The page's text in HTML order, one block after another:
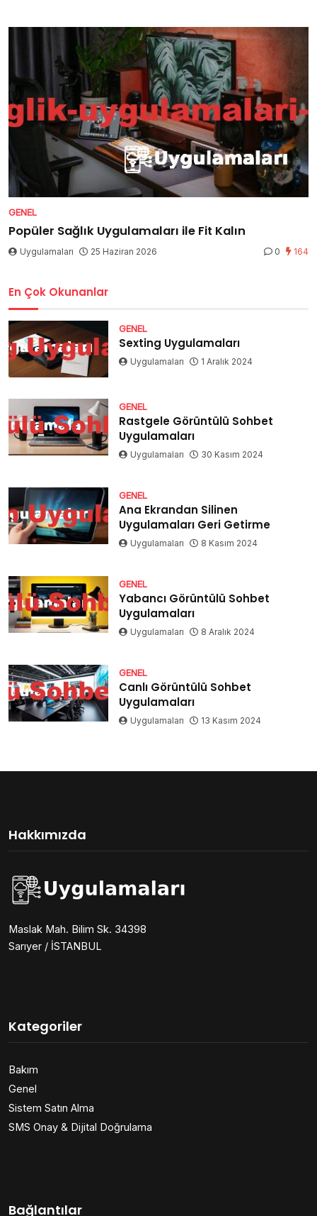
GENEL
Popüler Sağlık Uygulamaları ile Fit Kalın
Uygulamaları 25 Haziran 2026 0 164
En Çok Okunanlar
GENEL
Sexting Uygulamaları
Uygulamaları 1 Aralık 2024
GENEL
Rastgele Görüntülü Sohbet
Uygulamaları
Uygulamaları 30 Kasım 2024
GENEL
Ana Ekrandan Silinen
Uygulamaları Geri Getirme
Uygulamaları 8 Kasım 2024
GENEL
Yabancı Görüntülü Sohbet
Uygulamaları
Uygulamaları 8 Aralık 2024
GENEL
Canlı Görüntülü Sohbet
Uygulamaları
Uygulamaları 13 Kasım 2024
Hakkımızda
Maslak Mah. Bilim Sk. 34398
Sarıyer / İSTANBUL
Kategoriler
Bakım
Genel
Sistem Satın Alma
SMS Onay & Dijital Doğrulama
Bağlantılar